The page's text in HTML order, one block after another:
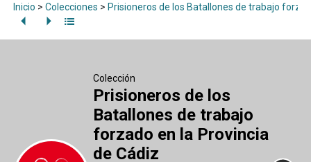
Inicio > Colecciones > Prisioneros de los Batallones de trabajo
Colección
Prisioneros de los
Batallones de trabajo
forzado en la Provincia
de Cádiz